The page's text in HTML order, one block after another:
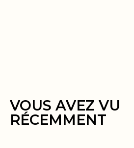
VOUS AVEZ VU
RÉCEMMENT